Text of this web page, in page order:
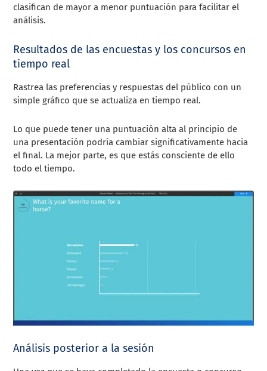
clasifican de mayor a menor puntuación para facilitar el
análisis.
Resultados de las encuestas y los concursos en
tiempo real
Rastrea las preferencias y respuestas del público con un
simple gráfico que se actualiza en tiempo real.
Lo que puede tener una puntuación alta al principio de
una presentación podría cambiar significativamente hacia
el final. La mejor parte, es que estás consciente de ello
todo el tiempo.
Análisis posterior a la sesión